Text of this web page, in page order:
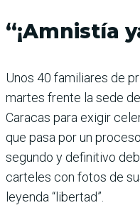
“¡Amnistía
Unos 40 familiares de
martes frente la sede
Caracas para exigir
que pasa por un
segundo y definitivo
carteles con fotos de
leyenda “libertad”.